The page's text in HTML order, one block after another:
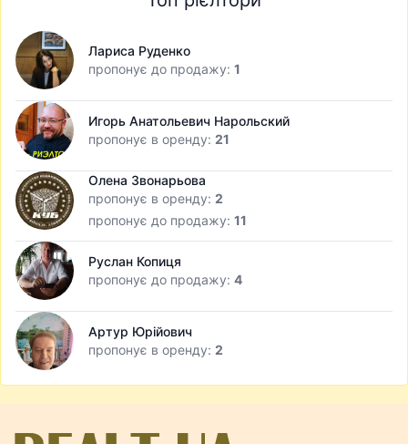
Лариса Руденко
пропонує до продажу: 1
Игорь Анатольевич Нарольский
пропонує в оренду: 21
Олена Звонарьова
пропонує в оренду: 2
пропонує до продажу: 11
Руслан Копиця
пропонує до продажу: 4
Артур Юрійович
пропонує в оренду: 2